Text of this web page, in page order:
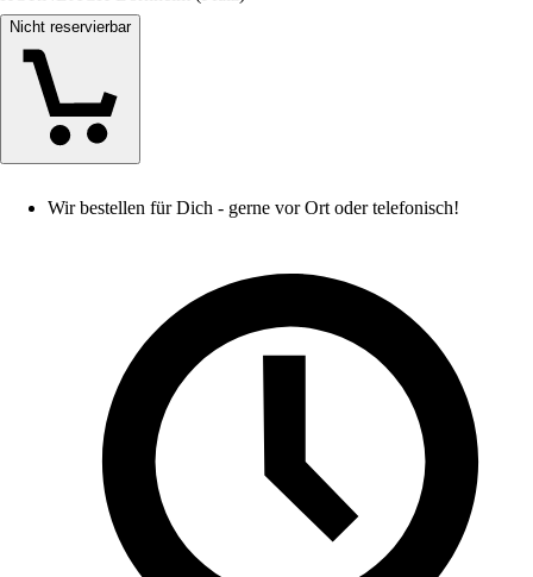
Nicht reservierbar
Wir bestellen für Dich - gerne vor Ort oder telefonisch!